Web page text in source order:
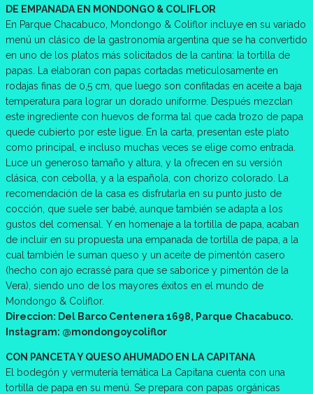
DE EMPANADA EN MONDONGO & COLIFLOR
En Parque Chacabuco, Mondongo & Coliflor incluye en su variado
menú un clásico de la gastronomía argentina que se ha convertido
en uno de los platos más solicitados de la cantina: la tortilla de
papas. La elaboran con papas cortadas meticulosamente en
rodajas finas de 0,5 cm, que luego son confitadas en aceite a baja
temperatura para lograr un dorado uniforme. Después mezclan
este ingrediente con huevos de forma tal que cada trozo de papa
quede cubierto por este ligue. En la carta, presentan este plato
como principal, e incluso muchas veces se elige como entrada.
Luce un generoso tamaño y altura, y la ofrecen en su versión
clásica, con cebolla, y a la española, con chorizo colorado. La
recomendación de la casa es disfrutarla en su punto justo de
cocción, que suele ser babé, aunque también se adapta a los
gustos del comensal. Y en homenaje a la tortilla de papa, acaban
de incluir en su propuesta una empanada de tortilla de papa, a la
cual también le suman queso y un aceite de pimentón casero
(hecho con ajo ecrassé para que se saborice y pimentón de la
Vera), siendo uno de los mayores éxitos en el mundo de
Mondongo & Coliflor.
Direccion: Del Barco Centenera 1698, Parque Chacabuco.
Instagram: @mondongoycoliflor
CON PANCETA Y QUESO AHUMADO EN LA CAPITANA
El bodegón y vermutería temática La Capitana cuenta con una
tortilla de papa en su menú. Se prepara con papas orgánicas